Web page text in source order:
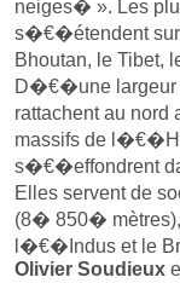
neiges� ». Les
s�€�étendent
Bhoutan, le Tibet,
D�€�une largeur
rattachent au
massifs de
s�€�effondrent
Elles servent de
(8� 850�
l�€�Indus et le
Olivier Soudieux